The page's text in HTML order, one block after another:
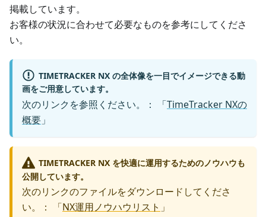
掲載しています。
お客様の状況に合わせて必要なものを参考にしてくださ
い。
TIMETRACKER NX の全体像を一目でイメージできる動
画をご用意しています。
次のリンクを参照ください。： 「TimeTracker NXの
概要 」
TIMETRACKER NX を快適に運用するためのノウハウも
公開しています。
次のリンクのファイルをダウンロードしてくださ
い。： 「NX運用ノウハウリスト 」